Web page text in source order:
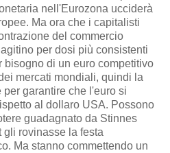
nell'Eurozona ucciderà
Ma ora che i capitalisti
del commercio
per dosi più consistenti
di un euro competitivo
mercati mondiali, quindi la
garantire che l'euro si
al dollaro USA. Possono
guadagnato da Stinnes
gli rovinasse la festa
Ma stanno commettendo un